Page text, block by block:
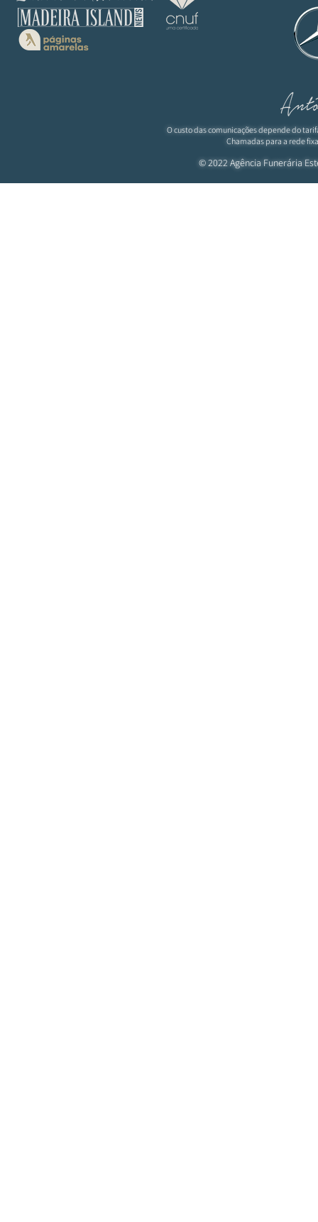
O custo das comunicações depende do
Chamadas para a rede
© 2022 Agência Funerária